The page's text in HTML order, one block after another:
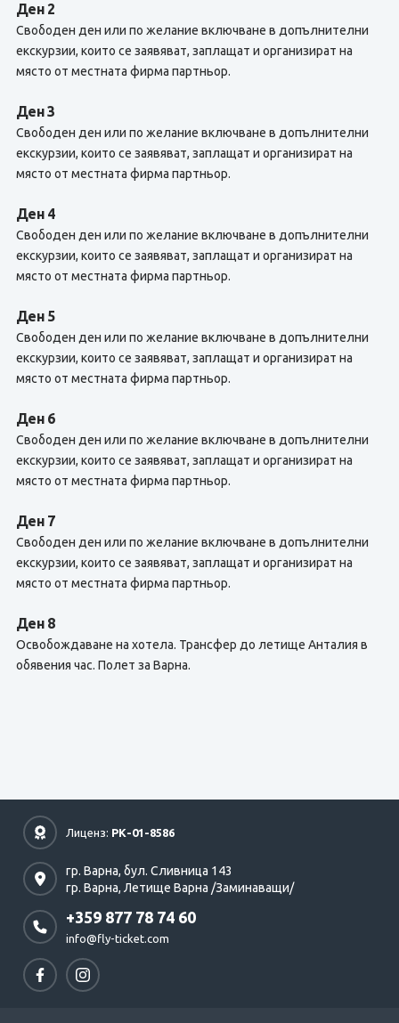
Ден 2
Свободен ден или по желание включване в допълнителни
екскурзии, които се заявяват, заплащат и организират на
място от местната фирма партньор.
Ден 3
Свободен ден или по желание включване в допълнителни
екскурзии, които се заявяват, заплащат и организират на
място от местната фирма партньор.
Ден 4
Свободен ден или по желание включване в допълнителни
екскурзии, които се заявяват, заплащат и организират на
място от местната фирма партньор.
Ден 5
Свободен ден или по желание включване в допълнителни
екскурзии, които се заявяват, заплащат и организират на
място от местната фирма партньор.
Ден 6
Свободен ден или по желание включване в допълнителни
екскурзии, които се заявяват, заплащат и организират на
място от местната фирма партньор.
Ден 7
Свободен ден или по желание включване в допълнителни
екскурзии, които се заявяват, заплащат и организират на
място от местната фирма партньор.
Ден 8
Освобождаване на хотела. Трансфер до летище Анталия в
обявения час. Полет за Варна.
Лиценз: РК-01-8586
гр. Варна, бул. Сливница 143
гр. Варна, Летище Варна /Заминаващи/
+359 877 78 74 60
info@fly-ticket.com